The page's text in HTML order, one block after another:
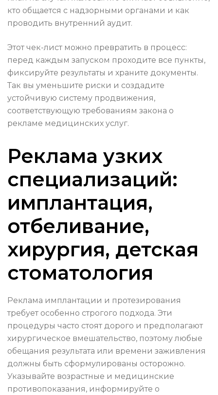
кто общается с надзорными органами и как
проводить внутренний аудит.
Этот чек-лист можно превратить в процесс:
перед каждым запуском проходите все пункты,
фиксируйте результаты и храните документы.
Так вы уменьшите риски и создадите
устойчивую систему продвижения,
соответствующую требованиям закона о
рекламе медицинских услуг.
Реклама узких
специализаций:
имплантация,
отбеливание,
хирургия, детская
стоматология
Реклама имплантации и протезирования
требует особенно строгого подхода. Эти
процедуры часто стоят дорого и предполагают
хирургическое вмешательство, поэтому любые
обещания результата или времени заживления
должны быть сформулированы осторожно.
Указывайте возрастные и медицинские
противопоказания, информируйте о